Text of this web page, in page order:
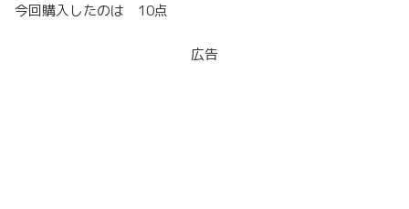
今回購入したのは 10点
広告